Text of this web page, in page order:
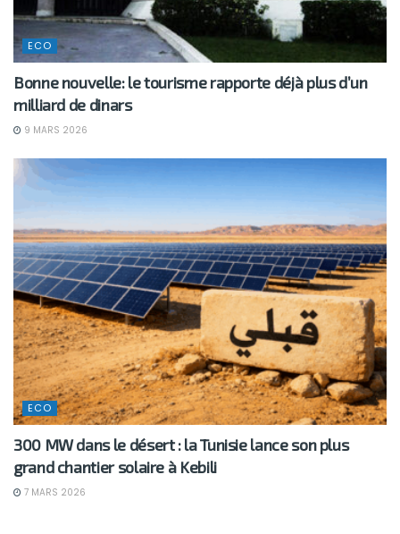
ECO
Bonne nouvelle: le tourisme rapporte déjà plus d’un
milliard de dinars
9 MARS 2026
ECO
300 MW dans le désert : la Tunisie lance son plus
grand chantier solaire à Kebili
7 MARS 2026